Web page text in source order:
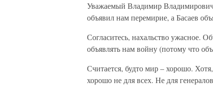
Уважаемый Владимир
объявил нам перемирие, а Басаев
Согласитесь, нахальство ужасное.
объявлять нам войну (потому что
Считается, будто мир – хорошо.
хорошо не для всех. Не для